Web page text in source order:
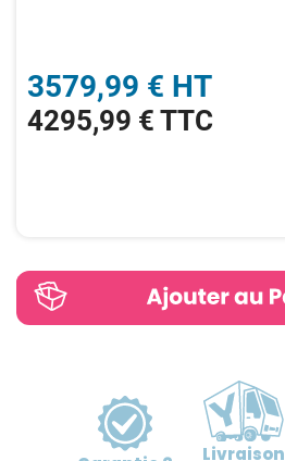
3579,99 € HT
4295,99 € TTC
Livraison